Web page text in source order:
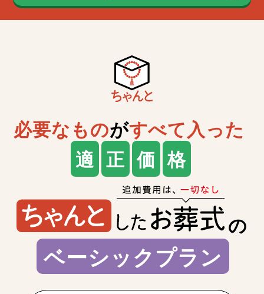
必要なものがすべて入った
適 正 価 格
の
ベーシックプラン